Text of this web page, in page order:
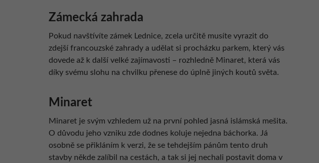
Zámecká zahrada
Pokud navštívíte zámek Lednice, zcela určitě musíte vyrazit do
zdejší francouzské zahrady a udělat si procházku parkem, který vás
dovede až k další velké zajímavosti – rozhledně Minaret, která vás
díky svému slohu na chvilku přenese do úplně jiných koutů světa.
Minaret
Minaret je svým vzhledem už na první pohled jasná islámská mešita.
O důvodu jeho vzniku zde dodnes koluje nejedna báchorka. Já
osobně se přikláním k verzi, že se tehdejším pánům tento druh
stavby někde zalíbil na cestách, a tak si jej nechali postavit doma v